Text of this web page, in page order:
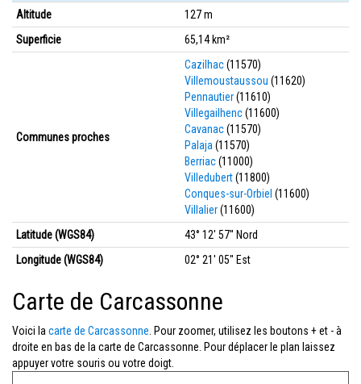
Altitude
127 m
Superficie
65,14 km²
Communes proches
Cazilhac(11570)
Villemoustaussou (11620)
Pennautier(11610)
Villegailhenc(11600)
Cavanac(11570)
Palaja (11570)
Berriac(11000)
Villedubert(11800)
Conques-sur-Orbiel (11600)
Villalier(11600)
Latitude (WGS84)
43° 12' 57'' Nord
Longitude (WGS84)
02° 21' 05'' Est
Carte de Carcassonne
Voici la carte de Carcassonne . Pour zoomer, utilisez les boutons + et - à
droite en bas de la carte de Carcassonne. Pour déplacer le plan laissez
appuyer votre souris ou votre doigt.